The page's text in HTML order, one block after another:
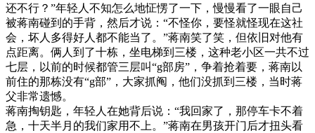
还不行？”年轻人不知怎么地怔愣了一下，慢慢看了一眼自己
被蒋南碰到的手背，然后才说：“不怪你，要怪就怪现在这社
会，坏人多得好人都不能当了。”蒋南笑了笑，但依旧对他有
点距离。俩人到了十栋，坐电梯到三楼，这种老小区一共不过
七层，以前的时候都管三层叫“g部房”，争着抢着要，蒋南以
前住的那栋没有“g部”，大家抓阄，他们没抓到三楼，当时蒋
父非常遗憾。
蒋南掏钥匙，年轻人在她背后说：“我回家了，那停车卡不着
急，十天半月的我们家用不上。”蒋南在男孩开门后才扭头看